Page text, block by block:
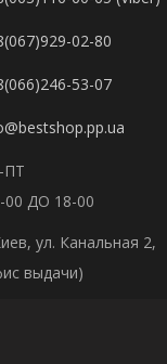
02-80
53-07
ПТ
00 ДО 18-00
ул. Канальная 2,
выдачи)